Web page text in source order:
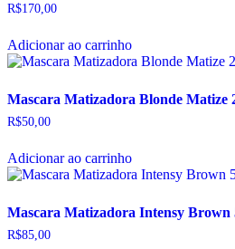
R$170,00
Adicionar ao carrinho
Mascara Matizadora Blonde Matize
R$50,00
Adicionar ao carrinho
Mascara Matizadora Intensy Brown
R$85,00